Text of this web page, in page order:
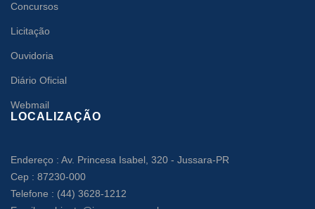
Concursos
Licitação
Ouvidoria
Diário Oficial
Webmail
LOCALIZAÇÃO
Endereço : Av. Princesa Isabel, 320 - Jussara-PR
Cep : 87230-000
Telefone : (44) 3628-1212